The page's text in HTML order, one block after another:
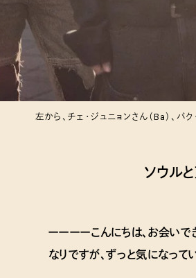
左から、チェ・ジュニョンさん（Ba）、パ
ソウル
ーーーーこんにちは、お会い
なりですが、ずっと気になっ